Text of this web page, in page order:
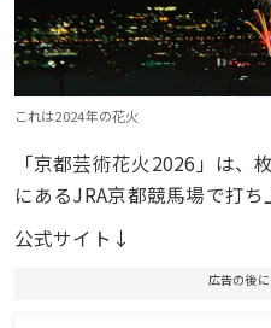
これは2024年の花火
「京都芸術花火2026」は、
にあるJRA京都競馬場で打ち
公式サイト↓
広告の後